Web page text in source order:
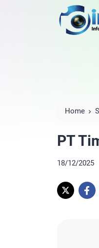
Home
PT
18/12/2025